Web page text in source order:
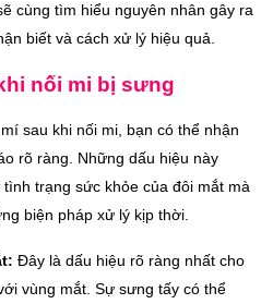
cùng tìm hiểu nguyên nhân gây ra
biết và cách xử lý hiệu quả.
nối mi bị sưng
sau khi nối mi, bạn có thể nhận
rõ ràng. Những dấu hiệu này
trạng sức khỏe của đôi mắt mà
biện pháp xử lý kịp thời.
Đây là dấu hiệu rõ ràng nhất cho
vùng mắt. Sự sưng tấy có thể